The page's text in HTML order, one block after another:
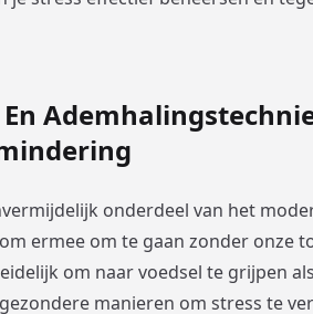
onderdeel van het
ermee om te gaan zonder onze
om naar voedsel te grijpen
manieren om stress te